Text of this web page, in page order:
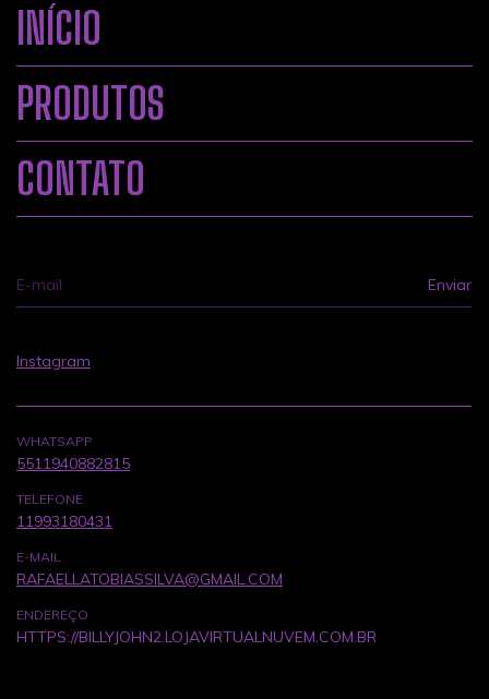
INÍCIO
PRODUTOS
CONTATO
Instagram
WHATSAPP
5511940882815
TELEFONE
11993180431
E-MAIL
RAFAELLATOBIASSILVA@GMAIL.COM
ENDEREÇO
HTTPS://BILLYJOHN2.LOJAVIRTUALNUVEM.COM.BR